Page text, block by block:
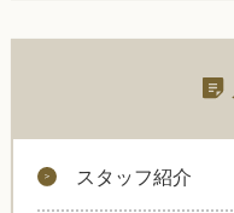
スタッフ紹介